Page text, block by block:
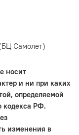
Самолет)
носит
и ни при каких
определяемой
кодекса РФ.
изменения в